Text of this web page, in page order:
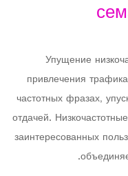
Упущение
привлечения
частотных фразах,
отдачей.
заинтересованных